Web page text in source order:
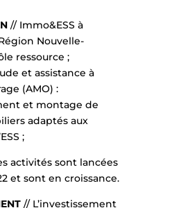
// Immo&ESS à
Nouvelle-
ressource ;
et assistance à
(AMO) :
et montage de
adaptés aux
;
activités sont lancées
et sont en croissance.
// L’investissement